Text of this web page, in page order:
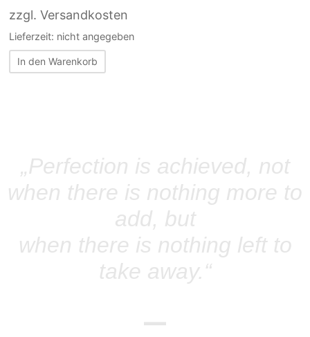
zzgl. Versandkosten
Lieferzeit: nicht angegeben
In den Warenkorb
„Perfection is achieved, not
when there is nothing more to
add, but
when there is nothing left to
take away.“
—